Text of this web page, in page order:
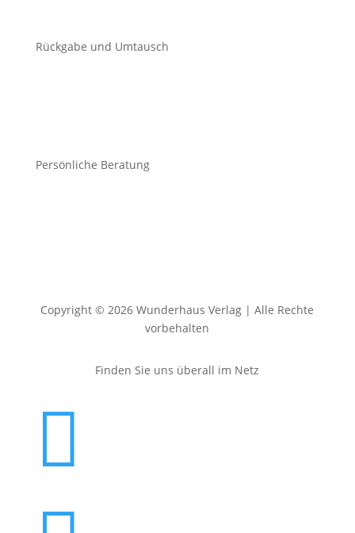
Rückgabe und Umtausch
Persönliche Beratung
Copyright © 2026 Wunderhaus Verlag | Alle Rechte
vorbehalten
Finden Sie uns überall im Netz
